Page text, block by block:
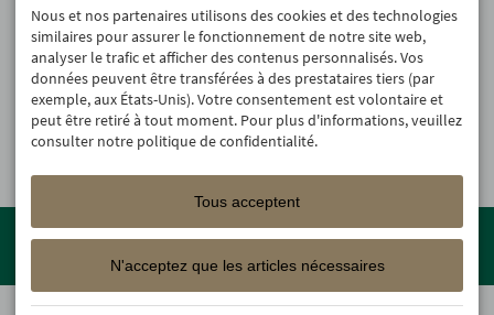
Registre
family holiday programme!
Nous et nos partenaires utilisons des cookies et des technologies
similaires pour assurer le fonctionnement de notre site web,
analyser le trafic et afficher des contenus personnalisés. Vos
données peuvent être transférées à des prestataires tiers (par
exemple, aux États-Unis). Votre consentement est volontaire et
peut être retiré à tout moment. Pour plus d'informations, veuillez
consulter notre politique de confidentialité.
Tous acceptent
N'acceptez que les articles nécessaires